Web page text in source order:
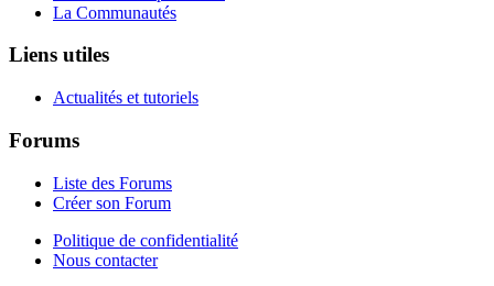
La Communautés
Liens utiles
Actualités et tutoriels
Forums
Liste des Forums
Créer son Forum
Politique de confidentialité
Nous contacter